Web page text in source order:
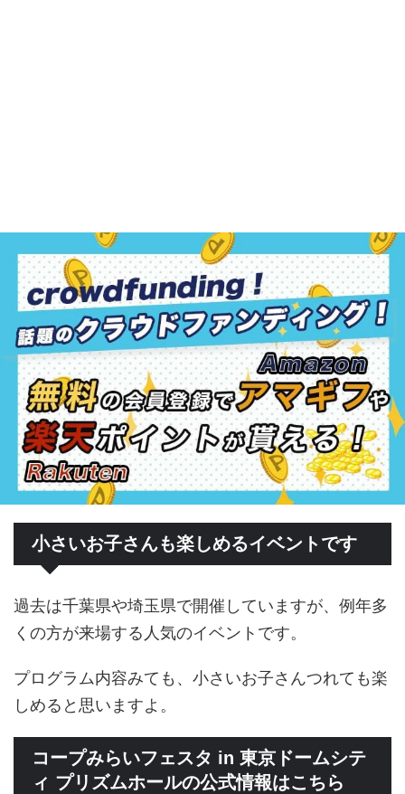
小さいお子さんも楽しめるイベントです
過去は千葉県や埼玉県で開催していますが、例年多
くの方が来場する人気のイベントです。
プログラム内容みても、小さいお子さんつれても楽
しめると思いますよ。
コープみらいフェスタ in 東京ドームシテ
ィ プリズムホールの公式情報はこちら